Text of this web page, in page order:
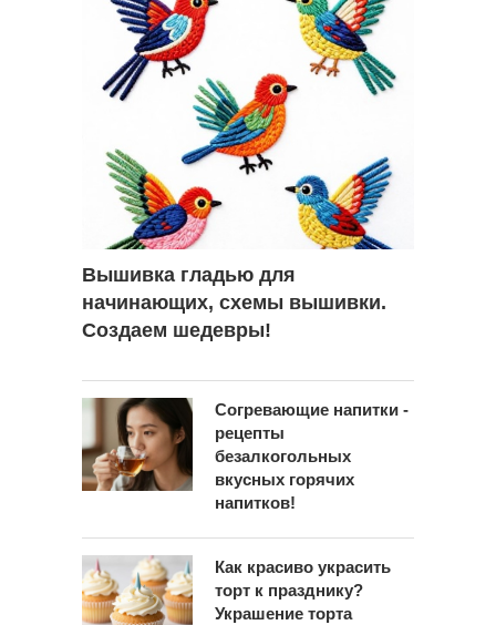
Вышивка гладью для
начинающих, схемы вышивки.
Создаем шедевры!
Согревающие напитки -
рецепты
безалкогольных
вкусных горячих
напитков!
Как красиво украсить
торт к празднику?
Украшение торта